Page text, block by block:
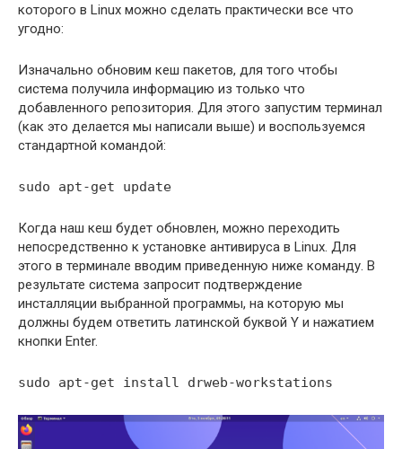
которого в Linux можно сделать практически все что
угодно:
Изначально обновим кеш пакетов, для того чтобы
система получила информацию из только что
добавленного репозитория. Для этого запустим терминал
(как это делается мы написали выше) и воспользуемся
стандартной командой:
sudo apt-get update
Когда наш кеш будет обновлен, можно переходить
непосредственно к установке антивируса в Linux. Для
этого в терминале вводим приведенную ниже команду. В
результате система запросит подтверждение
инсталляции выбранной программы, на которую мы
должны будем ответить латинской буквой Y и нажатием
кнопки Enter.
sudo apt-get install drweb-workstations